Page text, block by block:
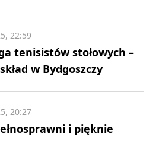
tenisistów stołowych –
w Bydgoszczy
22:59
i pięknie
20:27